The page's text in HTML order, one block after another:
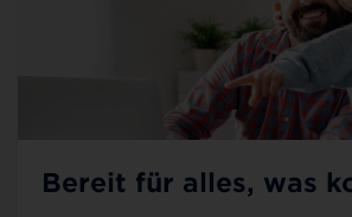
Bereit für alles, was